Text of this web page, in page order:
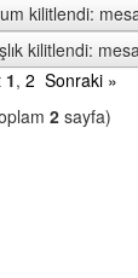
kilitlendi:
kilitlendi:
1, 2 Sonraki »
2 sayfa)